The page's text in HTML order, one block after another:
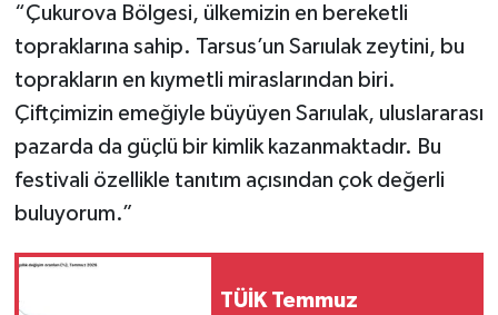
“Çukurova Bölgesi, ülkemizin en bereketli
topraklarına sahip. Tarsus’un Sarıulak zeytini, bu
toprakların en kıymetli miraslarından biri.
Çiftçimizin emeğiyle büyüyen Sarıulak, uluslararası
pazarda da güçlü bir kimlik kazanmaktadır. Bu
festivali özellikle tanıtım açısından çok değerli
buluyorum.”
TÜİK Temmuz